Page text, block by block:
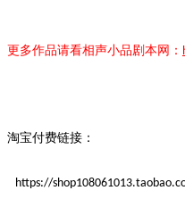
更多作品请看相声小品剧本网：
淘宝付费链接：
https://